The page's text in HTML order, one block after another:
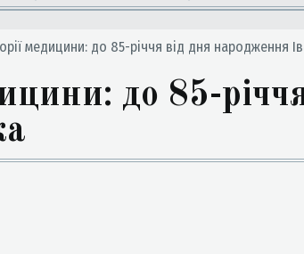
медицини: до 85-річчя від дня народження
до 85-